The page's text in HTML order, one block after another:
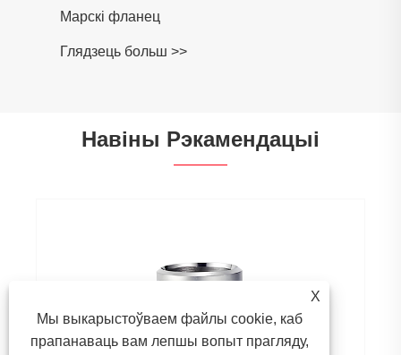
Марскі фланец
Глядзець больш >>
Навіны Рэкамендацыі
X
Мы выкарыстоўваем файлы cookie, каб
прапанаваць вам лепшы вопыт прагляду,